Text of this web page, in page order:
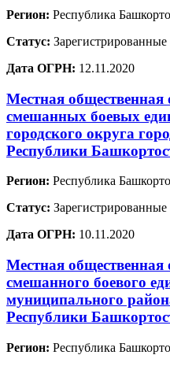
Регион: Республика
Статус: Зарегистрированные
Дата ОГРН: 12.11.2020
Местная
смешанных боевых
городского округа
Республики
Регион: Республика
Статус: Зарегистрированные
Дата ОГРН: 10.11.2020
Местная
смешанного боевого
муниципального
Республики
Регион: Республика